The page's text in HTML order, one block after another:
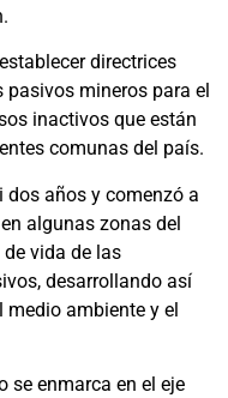
directrices
mineros para el
inactivos que están
comunas del país.
años y comenzó a
algunas zonas del
vida de las
desarrollando así
medio ambiente y el
se enmarca en el eje